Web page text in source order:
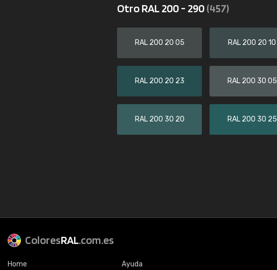
Otro RAL 200 - 290(457)
RAL 200 20 05 RAL 200 20 10
RAL 200 20 23 RAL 200 30 05
RAL 200 30 20 RAL 200 30 25
ColoresRAL.com.es
Home Ayuda